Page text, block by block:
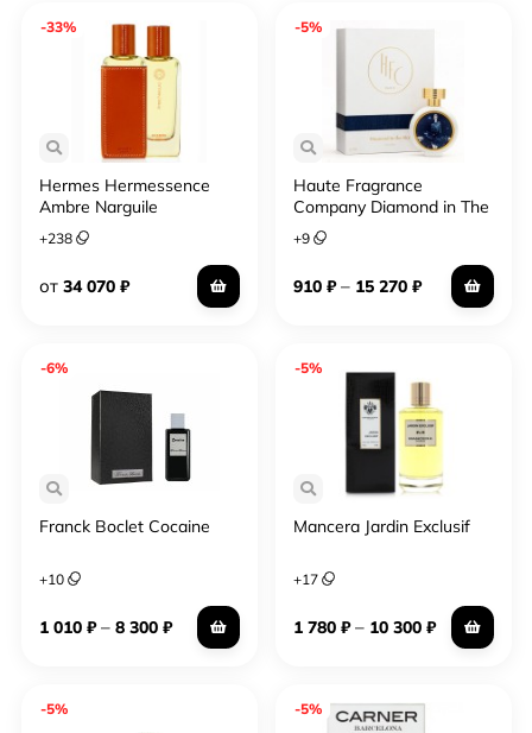
-33%
Hermes Hermessence
Ambre Narguile
+238
от 34 070 ₽
-5%
Haute Fragrance
Company Diamond in The
Sky
+9
910 ₽– 15 270 ₽
-6%
Franck Boclet Cocaine
+10
1 010 ₽– 8 300 ₽
-5%
Mancera Jardin Exclusif
+17
1 780 ₽– 10 300 ₽
-5% -5%